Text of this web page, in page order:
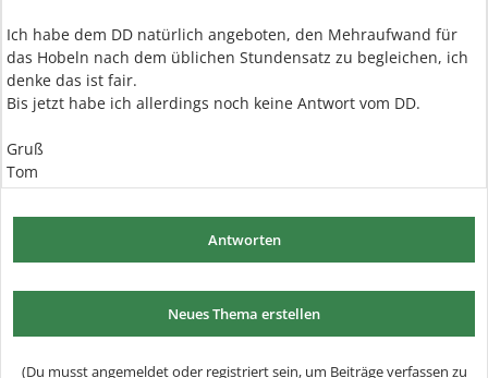
Ich habe dem DD natürlich angeboten, den Mehraufwand für
das Hobeln nach dem üblichen Stundensatz zu begleichen, ich
denke das ist fair.
Bis jetzt habe ich allerdings noch keine Antwort vom DD.
Gruß
Tom
Antworten
Neues Thema erstellen
(Du musst angemeldet oder registriert sein, um Beiträge verfassen zu